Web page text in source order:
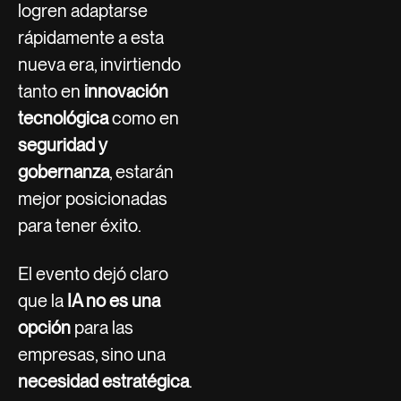
logren adaptarse
rápidamente a esta
nueva era, invirtiendo
tanto en innovación
tecnológicacomo en
seguridad y
gobernanza, estarán
mejor posicionadas
para tener éxito.
El evento dejó claro
que la IA no es una
opción para las
empresas, sino una
necesidad estratégica.